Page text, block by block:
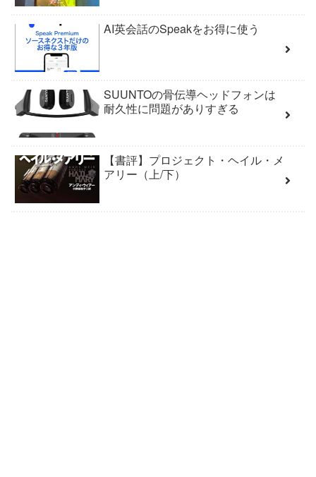
AI英会話のSpeakをお得に使う
SUUNTOの骨伝導ヘッドフォンは
耐久性に問題がありすぎる
【書評】プロジェクト・ヘイル・メ
アリー（上/下）